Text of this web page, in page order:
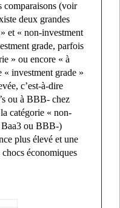
comparaisons (voir
deux grandes
et « non-investment
grade, parfois
» ou encore « à
« investment grade »
c’est-à-dire
ou à BBB- chez
catégorie « non-
Baa3 ou BBB-)
plus élevé et une
économiques